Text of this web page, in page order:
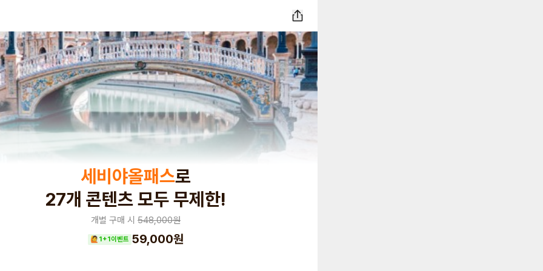
세비야올패스로
27개 콘텐츠 모두 무제한!
개별 구매 시 548,000원
🙋1+1이벤트 59,000원